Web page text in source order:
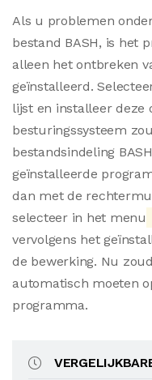
Als u problemen
bestand BASH, is het
alleen het ontbreken
geïnstalleerd.
lijst en installeer deze
besturingssysteem
bestandsindeling
geïnstalleerde
dan met de
selecteer in het menu
vervolgens het
de bewerking. Nu
automatisch moeten
programma.